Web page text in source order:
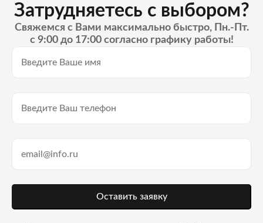
Затрудняетесь с выбором?
Свяжемся с Вами максимально быстро, Пн.-Пт.
с 9:00 до 17:00 согласно графику работы!
Оставить заявку